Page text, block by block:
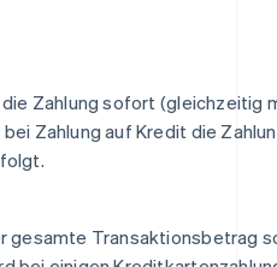
Zahlung sofort (gleichzeitig
Zahlung auf Kredit die
gesamte Transaktionsbetrag